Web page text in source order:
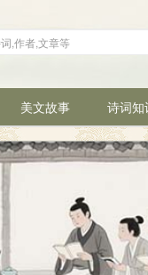
美文故事 诗词知